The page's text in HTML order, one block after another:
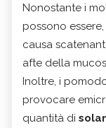
Nonostante i
possono
causa
afte della
Inoltre, i
provocare
quantità di